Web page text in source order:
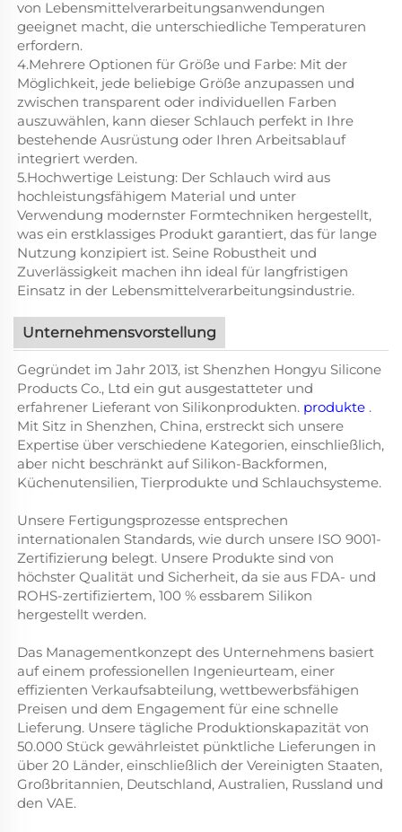
von Lebensmittelverarbeitungsanwendungen
geeignet macht, die unterschiedliche Temperaturen
erfordern.
4.Mehrere Optionen für Größe und Farbe: Mit der
Möglichkeit, jede beliebige Größe anzupassen und
zwischen transparent oder individuellen Farben
auszuwählen, kann dieser Schlauch perfekt in Ihre
bestehende Ausrüstung oder Ihren Arbeitsablauf
integriert werden.
5.Hochwertige Leistung: Der Schlauch wird aus
hochleistungsfähigem Material und unter
Verwendung modernster Formtechniken hergestellt,
was ein erstklassiges Produkt garantiert, das für lange
Nutzung konzipiert ist. Seine Robustheit und
Zuverlässigkeit machen ihn ideal für langfristigen
Einsatz in der Lebensmittelverarbeitungsindustrie.
Unternehmensvorstellung
Gegründet im Jahr 2013, ist Shenzhen Hongyu Silicone
Products Co., Ltd ein gut ausgestatteter und
erfahrener Lieferant von Silikonprodukten. produkte .
Mit Sitz in Shenzhen, China, erstreckt sich unsere
Expertise über verschiedene Kategorien, einschließlich,
aber nicht beschränkt auf Silikon-Backformen,
Küchenutensilien, Tierprodukte und Schlauchsysteme.
Unsere Fertigungsprozesse entsprechen
internationalen Standards, wie durch unsere ISO 9001-
Zertifizierung belegt. Unsere Produkte sind von
höchster Qualität und Sicherheit, da sie aus FDA- und
ROHS-zertifiziertem, 100 % essbarem Silikon
hergestellt werden.
Das Managementkonzept des Unternehmens basiert
auf einem professionellen Ingenieurteam, einer
effizienten Verkaufsabteilung, wettbewerbsfähigen
Preisen und dem Engagement für eine schnelle
Lieferung. Unsere tägliche Produktionskapazität von
50.000 Stück gewährleistet pünktliche Lieferungen in
über 20 Länder, einschließlich der Vereinigten Staaten,
Großbritannien, Deutschland, Australien, Russland und
den VAE.